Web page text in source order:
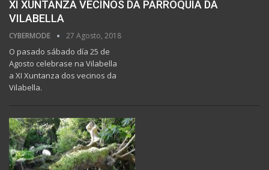
XI XUNTANZA VECIÑOS DA PARROQUIA DA
VILABELLA
CYBERMODE 27 Agosto, 2018
O pasado sábado día 25 de
Agosto celebrase na Vilabella
a XI Xuntanza dos vecinos da
Vilabella.